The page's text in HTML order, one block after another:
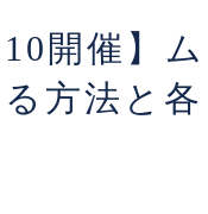
開催​​​】ム
方法と各